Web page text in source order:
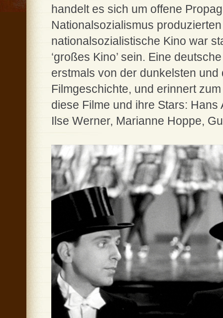
handelt es sich um offene
Nationalsozialismus
nationalsozialistische Kino war
‘großes Kino’ sein. Eine
erstmals von der dunkelsten
Filmgeschichte, und erinnert
diese Filme und ihre Stars:
Ilse Werner, Marianne Hoppe,